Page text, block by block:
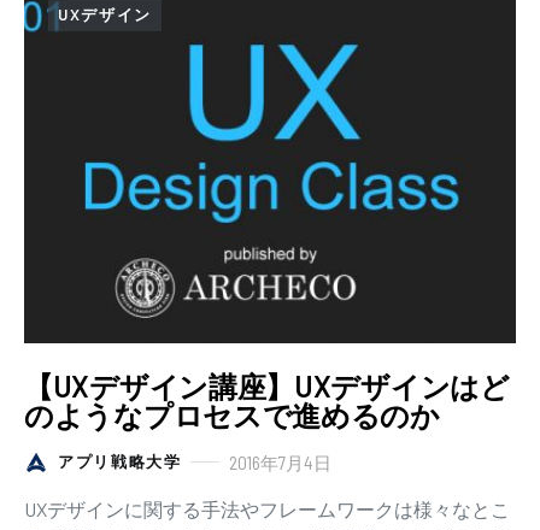
UXデザイン
【UXデザイン講座】UXデザインはど
のようなプロセスで進めるのか
アプリ戦略大学 2016年7月4日
UXデザインに関する手法やフレームワークは様々なとこ